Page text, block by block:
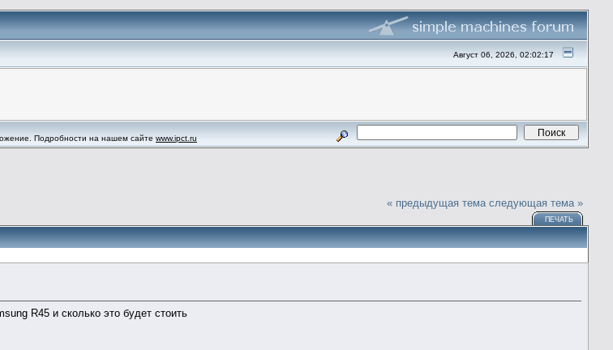
Август 06, 2026, 02:02:17
Подробности на нашем сайте www.ipct.ru
« предыдущая тема следующая тема »
ПЕЧАТЬ
R45 и сколько это будет стоить